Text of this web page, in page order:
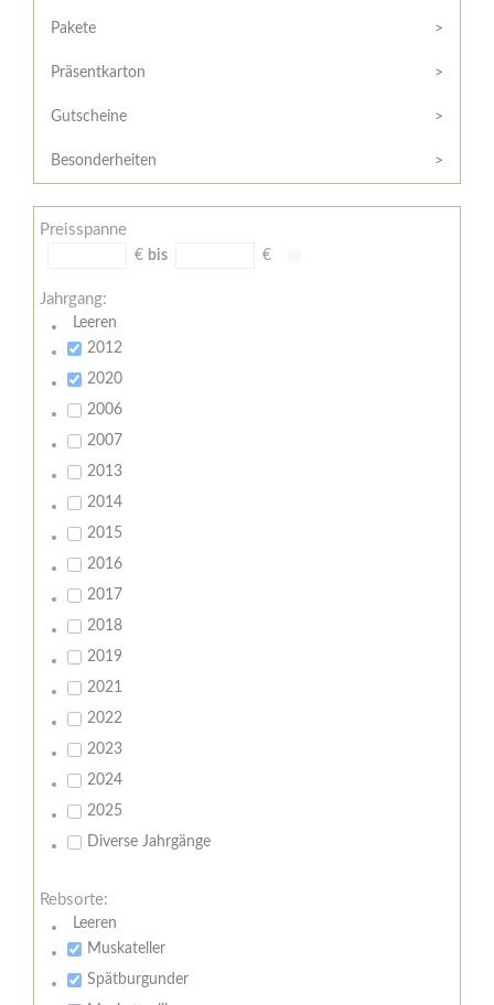
/
Widerrufsformular
AGB
Zahlungsbedingungen
Meine
Pakete
Präsentkarton
Gutscheine
Besonderheiten
Preisspanne
€ bis €
Jahrgang:
Leeren
2012
2020
2006
2007
2013
2014
2015
2016
2017
2018
2019
2021
2022
2023
2024
2025
Diverse Jahrgänge
Rebsorte:
Leeren
Muskateller
Spätburgunder